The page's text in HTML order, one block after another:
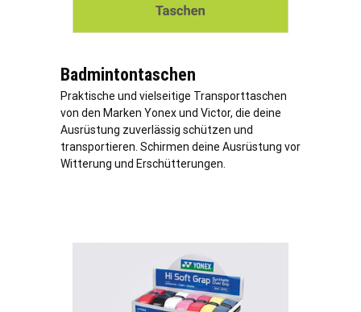
Badmintontaschen
Praktische und vielseitige Transporttaschen
von den Marken Yonex und Victor, die deine
Ausrüstung zuverlässig schützen und
transportieren. Schirmen deine Ausrüstung vor
Witterung und Erschütterungen.